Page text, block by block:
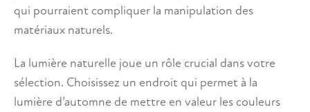
qui pourraient compliquer la manipulation des
matériaux naturels.
La lumière naturelle joue un rôle crucial dans votre
sélection. Choisissez un endroit qui permet à la
lumière d’automne de mettre en valeur les couleurs